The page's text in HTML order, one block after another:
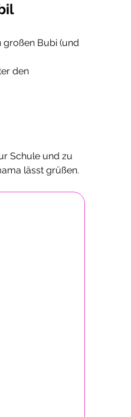
großen Bubi (und
den
Schule und zu
lässt grüßen.